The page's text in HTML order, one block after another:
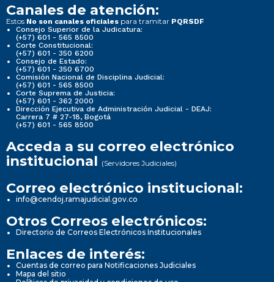
Canales de atención:
Estos No son canales oficiales para tramitar PQRSDF
Consejo Superior de la Judicatura:
(+57) 601 - 565 8500
Corte Constitucional:
(+57) 601 - 350 6200
Consejo de Estado:
(+57) 601 - 350 6700
Comisión Nacional de Disciplina Judicial:
(+57) 601 - 565 8500
Corte Suprema de Justicia:
(+57) 601 - 362 2000
Dirección Ejecutiva de Administración Judicial - DEAJ:
Carrera 7 # 27-18, Bogotá
(+57) 601 - 565 8500
Acceda a su correo electrónico
institucional (Servidores Judiciales)
Correo electrónico institucional:
info@cendoj.ramajudicial.gov.co
Otros Correos electrónicos:
Directorio de Correos Electrónicos Institucionales
Enlaces de interés:
Cuentas de correo para Notificaciones Judiciales
Mapa del sitio